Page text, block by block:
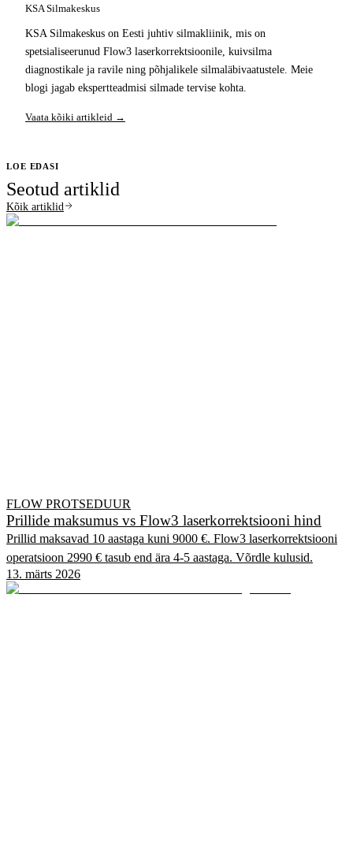
KSA Silmakeskus
KSA Silmakeskus on Eesti juhtiv silmakliinik, mis on
spetsialiseerunud Flow3 laserkorrektsioonile, kuivsilma
diagnostikale ja ravile ning põhjalikele silmaläbivaatustele. Meie
blogi jagab ekspertteadmisi silmade tervise kohta.
Vaata kõiki artikleid →
LOE EDASI
Seotud artiklid
Kõik artiklid
FLOW PROTSEDUUR
Prillide maksumus vs Flow3 laserkorrektsiooni hind
Prillid maksavad 10 aastaga kuni 9000 €. Flow3 laserkorrektsiooni
operatsioon 2990 € tasub end ära 4-5 aastaga. Võrdle kulusid.
13. märts 2026